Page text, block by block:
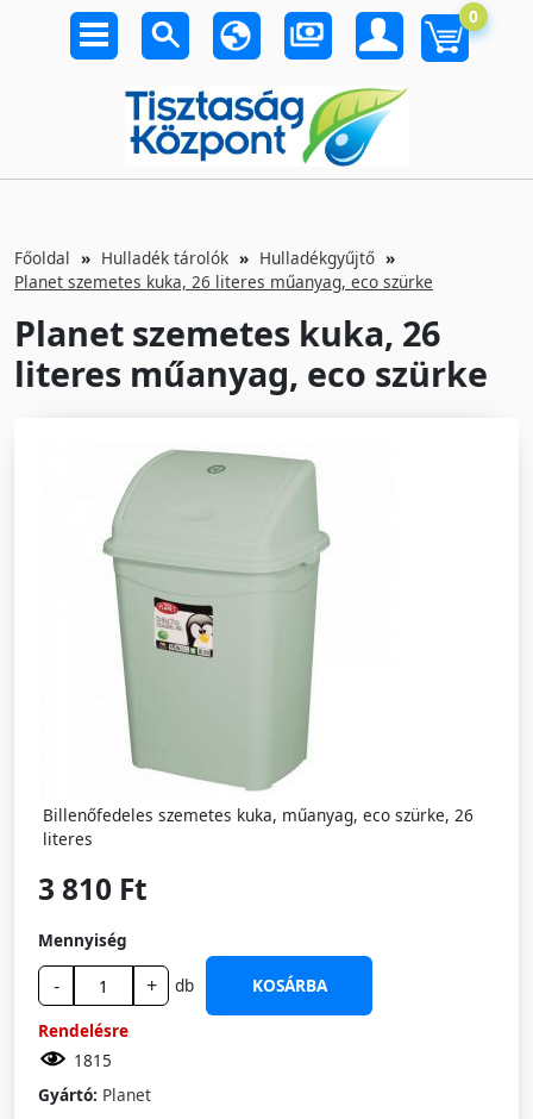
0
Főoldal Hulladék tárolók
Hulladékgyűjtő
Planet szemetes kuka, 26 literes műanyag, eco szürke
Planet szemetes kuka, 26
literes műanyag, eco szürke
Billenőfedeles szemetes kuka, műanyag, eco szürke, 26
literes
3 810 Ft
Mennyiség
- + db
KOSÁRBA
Rendelésre
1815
Gyártó: Planet